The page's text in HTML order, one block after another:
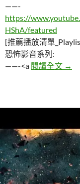
——-
https://
HShA/featured
[推薦播放清單
恐怖影音系列:
——-<a 閱讀全文 五
→